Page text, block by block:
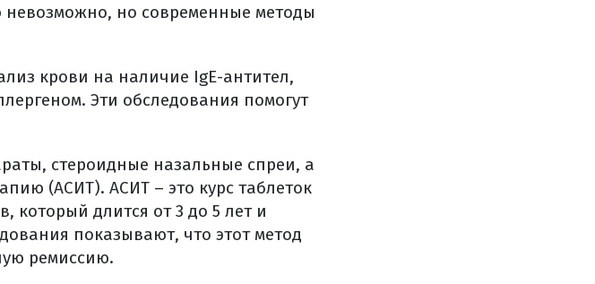
но современные методы
крови на наличие IgE-антител,
Эти обследования помогут
стероидные назальные спреи, а
(АСИТ). АСИТ – это курс таблеток
который длится от 3 до 5 лет и
показывают, что этот метод
ремиссию.